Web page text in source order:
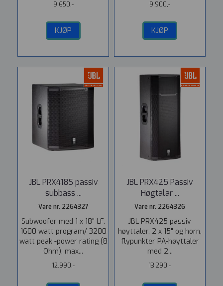
9.650,-
KJØP
9.900,-
KJØP
JBL PRX418S passiv
subbass ...
Vare nr. 2264327
Subwoofer med 1 x 18" LF.
1600 watt program/ 3200
watt peak -power rating (8
Ohm), max...
12.990,-
JBL PRX425 Passiv
Høgtalar ...
Vare nr. 2264326
JBL PRX425 passiv
høyttaler, 2 x 15" og horn,
flypunkter PA-høyttaler
med 2...
13.290,-